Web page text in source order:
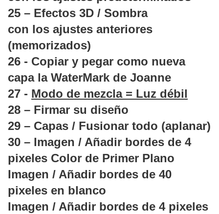
25 – Efectos 3D / Sombra
con los ajustes anteriores
(memorizados)
26 - Copiar y pegar como nueva
capa la WaterMark de Joanne
27 - Modo de mezcla = Luz débil
28 – Firmar su diseño
29 – Capas / Fusionar todo (aplanar)
30 – Imagen / Añadir bordes de 4
pixeles Color de Primer Plano
Imagen / Añadir bordes de 40
pixeles en blanco
Imagen / Añadir bordes de 4 pixeles